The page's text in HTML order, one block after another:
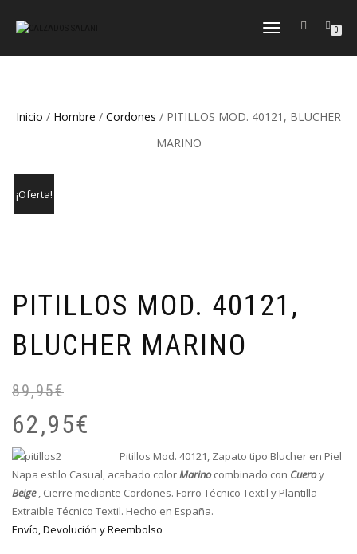
CAMBIAR
0
Inicio / Hombre / Cordones / PITILLOS MOD. 40121, BLUCHER
MARINO
¡Oferta!
PITILLOS MOD. 40121,
BLUCHER MARINO
89,95€
62,95€
Pitillos Mod. 40121, Zapato tipo Blucher en Piel
Napa estilo Casual, acabado colorMarinocombinado con Cueroy
Beige, Cierre mediante Cordones. Forro Técnico Textil y Plantilla
Extraible Técnico Textil. Hecho en España.
Envío, Devolución y Reembolso